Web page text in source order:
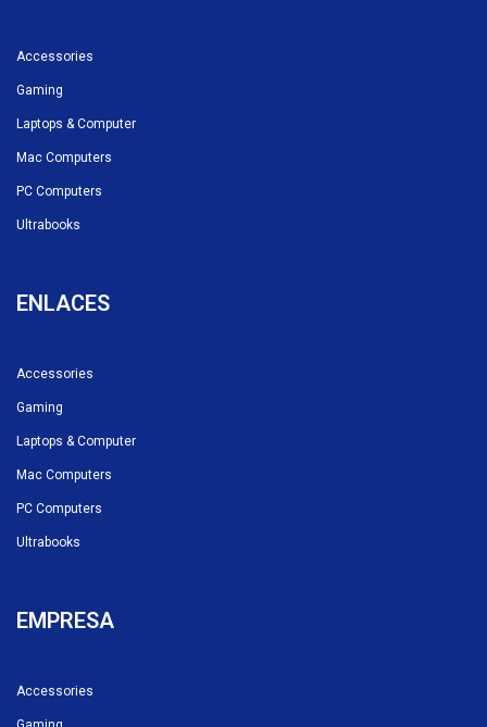
Accessories
Gaming
Laptops & Computer
Mac Computers
PC Computers
Ultrabooks
ENLACES
Accessories
Gaming
Laptops & Computer
Mac Computers
PC Computers
Ultrabooks
EMPRESA
Accessories